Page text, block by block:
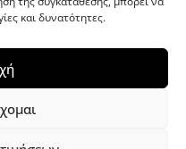
και δυνατότητες.